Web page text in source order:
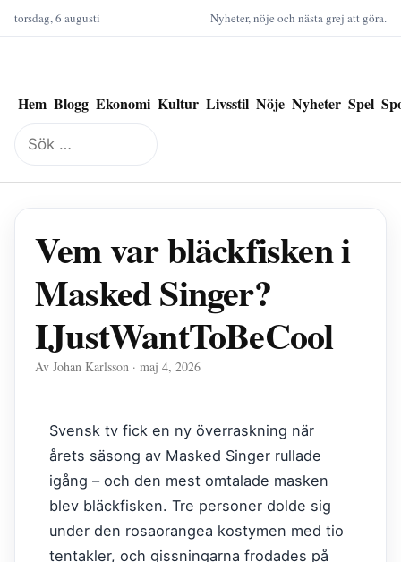
torsdag, 6 augusti Nyheter, nöje och nästa grej att göra.
Hem Blogg Ekonomi Kultur Livsstil Nöje Nyheter Spel
Sök
efter:
Vem var bläckfisken i
Masked Singer?
IJustWantToBeCool
Av Johan Karlsson · maj 4, 2026
Svensk tv fick en ny överraskning när
årets säsong av Masked Singer rullade
igång – och den mest omtalade masken
blev bläckfisken. Tre personer dolde sig
under den rosaorangea kostymen med tio
tentakler, och gissningarna frodades på